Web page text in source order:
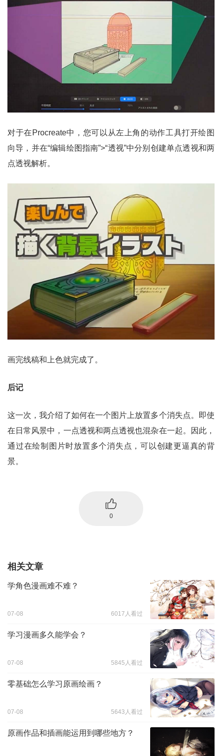
对于在Procreate中，您可以从左上角的动作工具打开绘图
向导，并在“编辑绘图指南”>“透视”中分别创建单点透视和两
点透视解析。
画完线稿和上色就完成了。
后记
这一次，我介绍了如何在一个图片上放置多个消失点。即使
在日常风景中，一点透视和两点透视也混杂在一起。因此，
通过在绘制图片时放置多个消失点，可以创建更逼真的背
景。
0
相关文章
学角色漫画难不难？
07-08 6017人看过
学习漫画多久能学会？
07-08 5845人看过
零基础怎么学习原画绘画？
07-08 5643人看过
原画作品和插画能运用到哪些地方？